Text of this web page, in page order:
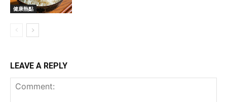
健康熱點
LEAVE A REPLY